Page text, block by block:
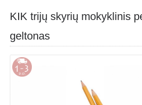
KIK trijų skyrių mokyklinis
geltonas